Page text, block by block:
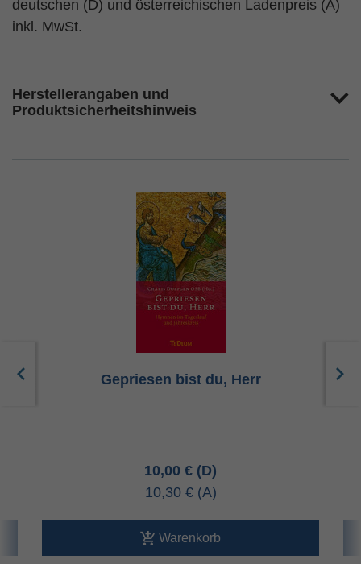
deutschen (D) und österreichischen Ladenpreis (A)
inkl. MwSt.
Herstellerangaben und
Produktsicherheitshinweis
Gepriesen bist du, Herr
10,00 €
10,30 €
Warenkorb